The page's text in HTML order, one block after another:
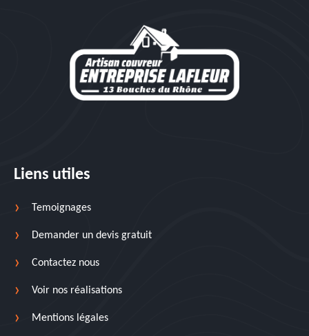
Liens utiles
Temoignages
Demander un devis gratuit
Contactez nous
Voir nos réalisations
Mentions légales